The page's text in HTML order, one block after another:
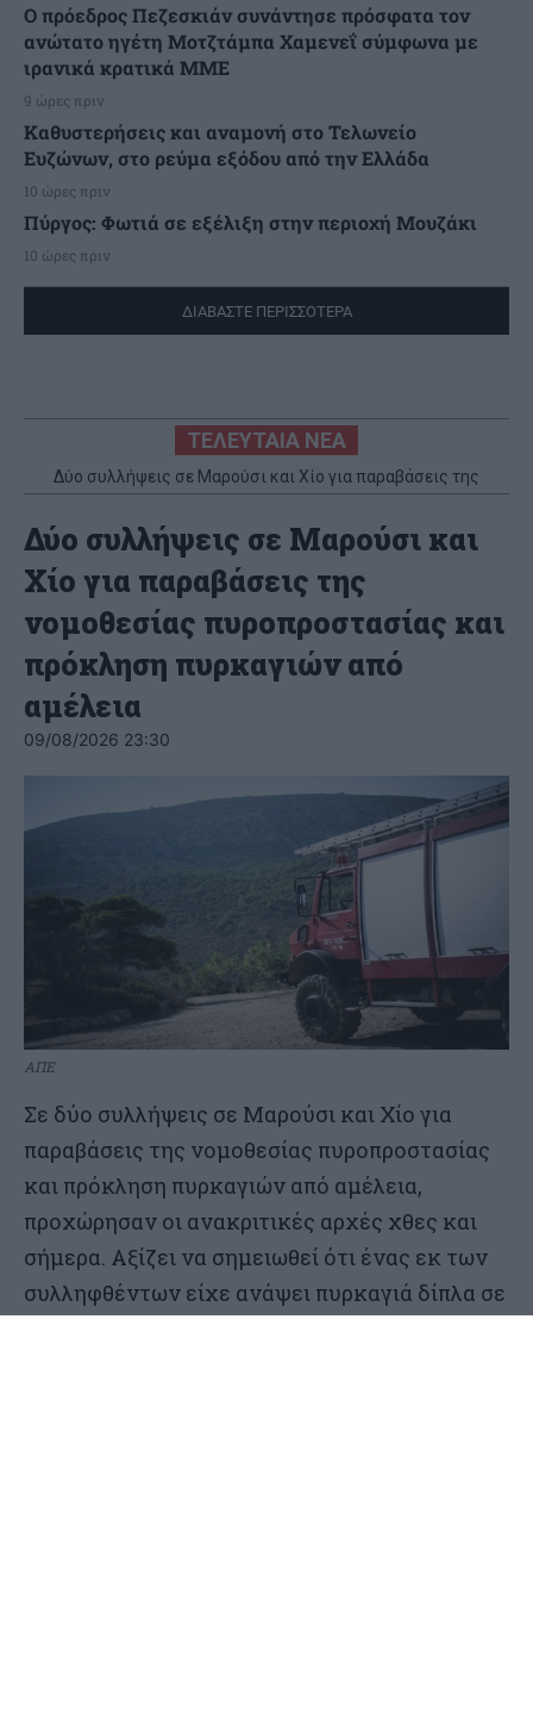
Ο πρόεδρος Πεζεσκιάν συνάντησε πρόσφατα τον
ανώτατο ηγέτη Μοτζτάμπα Χαμενεΐ σύμφωνα με
ιρανικά κρατικά ΜΜΕ
9 ώρες πριν
Καθυστερήσεις και αναμονή στο Τελωνείο
Ευζώνων, στο ρεύμα εξόδου από την Ελλάδα
10 ώρες πριν
Πύργος: Φωτιά σε εξέλιξη στην περιοχή Μουζάκι
10 ώρες πριν
ΔΙΑΒΑΣΤΕ ΠΕΡΙΣΣΟΤΕΡΑ